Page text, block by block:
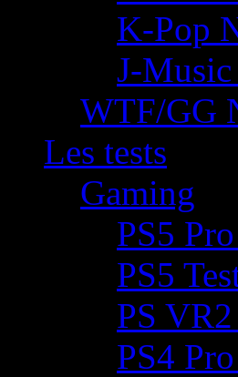
K-Pop
J-
WTF/GG
Les tests
Gaming
PS5
PS5
PS VR2
PS4